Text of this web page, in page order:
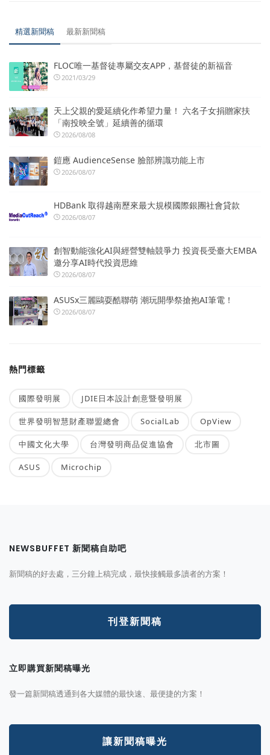
精選新聞稿 最新新聞稿
FLOC唯一基督徒專屬交友APP，基督徒的新福音
2021/03/29
天上父親的愛延續化作希望力量！ 六名子女捐贈家扶
「南投映全號」延續善的循環
2026/08/08
鎧應 AudienceSense 臉部辨識功能上市
2026/08/07
HDBank 取得越南歷來最大規模國際銀團社會貸款
2026/08/07
創智動能強化AI與經營雙軸競爭力 投資長受臺大EMBA
邀分享AI時代投資思維
2026/08/07
ASUSx三麗鷗耍酷聯萌 潮玩開學祭搶抱AI筆電！
2026/08/07
熱門標籤
國際發明展 JDIE日本設計創意暨發明展
世界發明智慧財產聯盟總會 SocialLab OpView
中國文化大學 台灣發明商品促進協會 北市圖
ASUS Microchip
NEWSBUFFET 新聞稿自助吧
新聞稿的好去處，三分鐘上稿完成，最快接觸最多讀者的方案！
刊登新聞稿
立即購買新聞稿曝光
發一篇新聞稿透通到各大媒體的最快速、最便捷的方案！
讓新聞稿曝光